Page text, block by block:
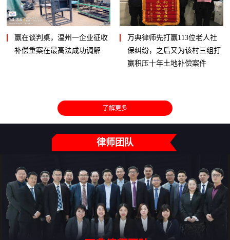
赢在谈判桌，温州一企业征收
补偿重案在最高法成功调解
万典律师先打赢113位老人社
保纠纷，之后又为该村三组打
赢积压十年土地补偿案件
了解更多
律师团队